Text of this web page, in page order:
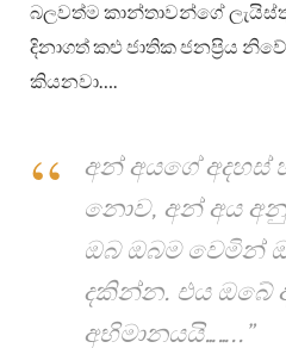
බලවත්ම කාන්තාවන්ගේ
දිනාගත් කළු ජාතික ජනප්‍රිය
කියනවා….
අන් අයගේ
නොව, අන් අය
ඔබ ඔබම වෙමින්
දකින්න. එය ඔබේ
අභිමානයයි……..”